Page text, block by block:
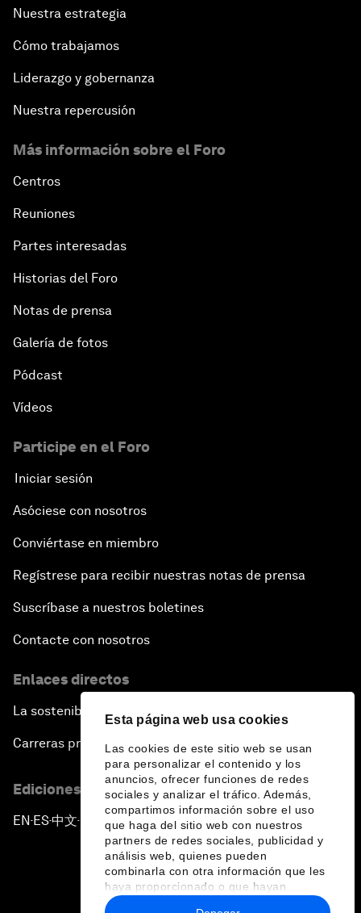
Esta página web usa cookies
Las cookies de este sitio web se usan
para personalizar el contenido y los
anuncios, ofrecer funciones de redes
sociales y analizar el tráfico. Además,
compartimos información sobre el uso
que haga del sitio web con nuestros
partners de redes sociales, publicidad y
análisis web, quienes pueden
combinarla con otra información que les
haya proporcionado o que hayan
recopilado a partir del uso que haya
Nuestra estrategia
Cómo trabajamos
Liderazgo y gobernanza
Nuestra repercusión
Más información sobre el Foro
Centros
Reuniones
Partes interesadas
Historias del Foro
Notas de prensa
Galería de fotos
Pódcast
Vídeos
Participe en el Foro
Iniciar sesión
Asóciese con nosotros
Conviértase en miembro
Regístrese para recibir nuestras notas de prensa
Suscríbase a nuestros boletines
Contacte con nosotros
Enlaces directos
La sostenibilidad en el Foro
Carreras profesionales
Ediciones en otros idiomas
EN ▪ ES▪中文▪ 日本語